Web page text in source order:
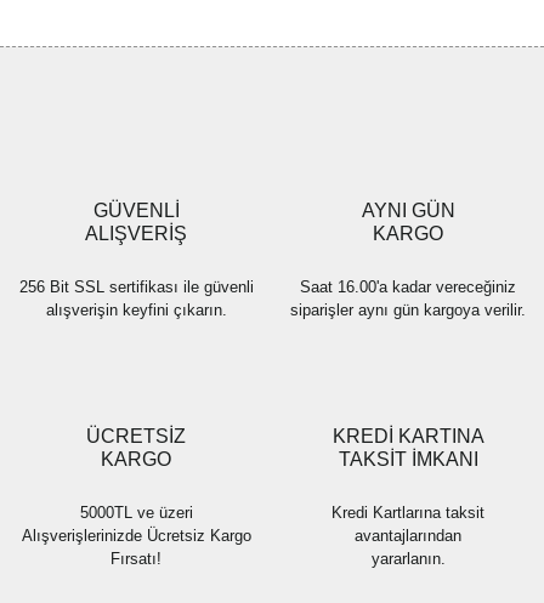
Ürün fiyatı diğer sitelerden daha pahalı.
Bu ürüne benzer farklı alternatifler olmalı.
GÜVENLİ
ALIŞVERİŞ
256 Bit SSL sertifikası ile güvenli
alışverişin keyfini çıkarın.
AYNI GÜN
KARGO
Saat 16.00'a kadar vereceğiniz
siparişler aynı gün kargoya verilir.
ÜCRETSİZ
KARGO
5000TL ve üzeri
Alışverişlerinizde Ücretsiz Kargo
Fırsatı!
KREDİ KARTINA
TAKSİT İMKANI
Kredi Kartlarına taksit
avantajlarından
yararlanın.